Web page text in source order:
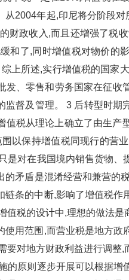
。从2004年起,印尼将分阶段
财政收入,而且还增强了税
和了,同时增值税对物价的
。 综上所述,实行增值税的国
批发、零售和劳务国家
督及管理。 3 后转型
在增值税从理论上确立了由
范围以保持增值税同现行的
对在我国境内销售货物
出的矛盾是混淆经营和兼
条的中断,影响了增值税作用
值税的设计中,理想的做法
使用范围,而营业税是地方
对地方财政利益进行调整,而
的原则逐步开展可以根据